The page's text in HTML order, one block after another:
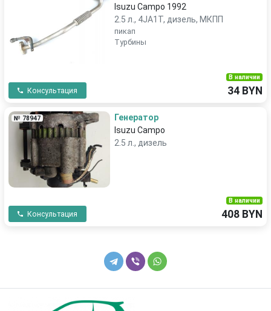
Isuzu Campo 1992
2.5 л., 4JA1T, дизель, МКПП
пикап
Турбины
Консультация
В наличии
34 BYN
№ 78947
Генератор
Isuzu Campo
2.5 л., дизель
Консультация
В наличии
408 BYN